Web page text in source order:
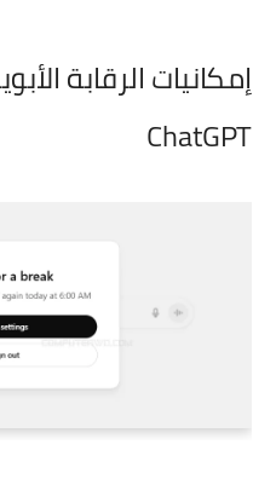
إمكانيات الرقابة
ChatGPT